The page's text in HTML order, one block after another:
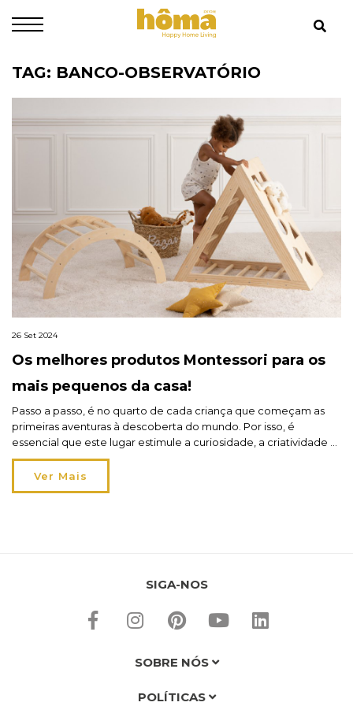
TAG: BANCO-OBSERVATÓRIO
26 Set 2024
Os melhores produtos Montessori para os
mais pequenos da casa!
Passo a passo, é no quarto de cada criança que começam as
primeiras aventuras à descoberta do mundo. Por isso, é
essencial que este lugar estimule a curiosidade, a criatividade e
a aprendizagem autónoma: e, aí, entram os produtos
Montessori que ganharam muita popularidade nos últimos anos!
É provável que já tenha ouvido falar: o […]
Ver Mais
SIGA-NOS
SOBRE NÓS
POLÍTICAS